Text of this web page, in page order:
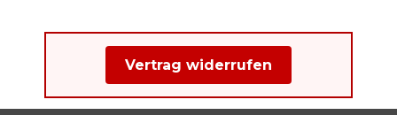
Vertrag widerrufen